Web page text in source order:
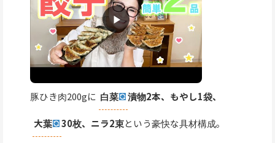
豚ひき肉200gに 白菜 漬物2本、もやし1袋、
大葉 30枚、ニラ2束という豪快な具材構成。